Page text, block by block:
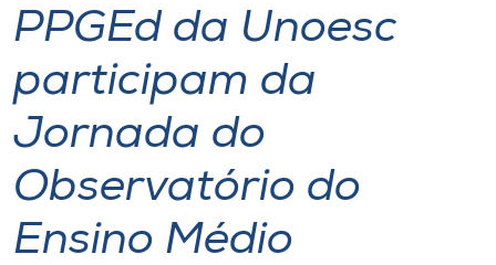
Atendimento ao Estudante
Portal de Ensino
Unoesc
Internacionalização
PPGEd da Unoesc
participam da
Jornada do
Observatório do
Ensino Médio